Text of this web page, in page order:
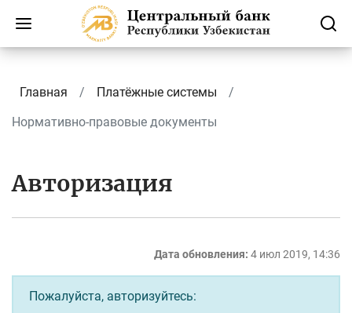
Главная
Платёжные системы
Нормативно-правовые документы
Авторизация
Дата обновления: 4 июл 2019, 14:36
Пожалуйста, авторизуйтесь: